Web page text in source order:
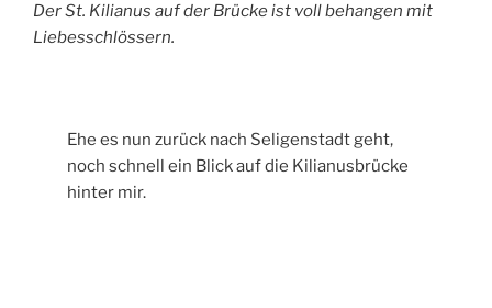
Der St. Kilianus auf der Brücke ist voll behangen mit
Liebesschlössern.
Ehe es nun zurück nach Seligenstadt geht,
noch schnell ein Blick auf die Kilianusbrücke
hinter mir.